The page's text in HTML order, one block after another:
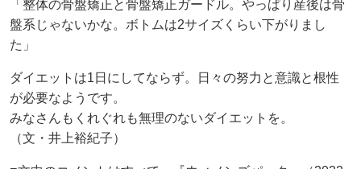
「整体の骨盤矯正と骨盤矯正ガードル。やっぱり産後は骨
盤系じゃないかな。ボトムは2サイズくらい下がりまし
た」
ダイエットは1日にしてならず。日々の努力と意識と根性
が必要なようです。
みなさんもくれぐれも無理のないダイエットを。
（文・井上裕紀子）